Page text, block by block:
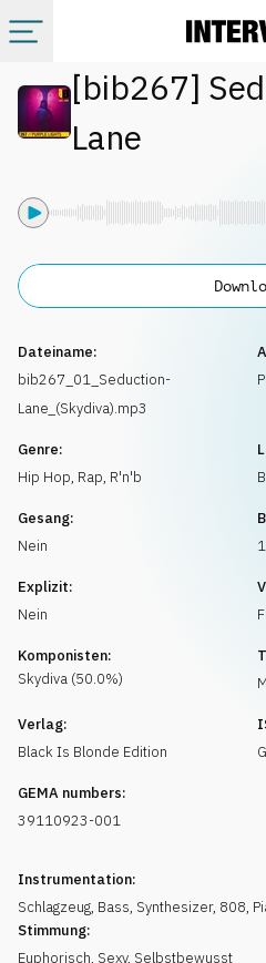
Kategorien
[bib267]
Lane
Dateiname:
bib267_01_Seduction-
Lane_(Skydiva).mp3
Genre:
Hip Hop, Rap, R'n'b
Gesang:
Nein
Explizit:
Nein
Komponisten:
Skydiva (50.0%)
Verlag:
Black Is Blonde Edition
GEMA numbers:
39110923-001
Instrumentation:
Schlagzeug, Bass, Synthesizer, 808,
Stimmung:
Euphorisch, Sexy, Selbstbewusst